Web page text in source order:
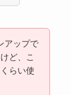
アップで
ど、こ
らい使